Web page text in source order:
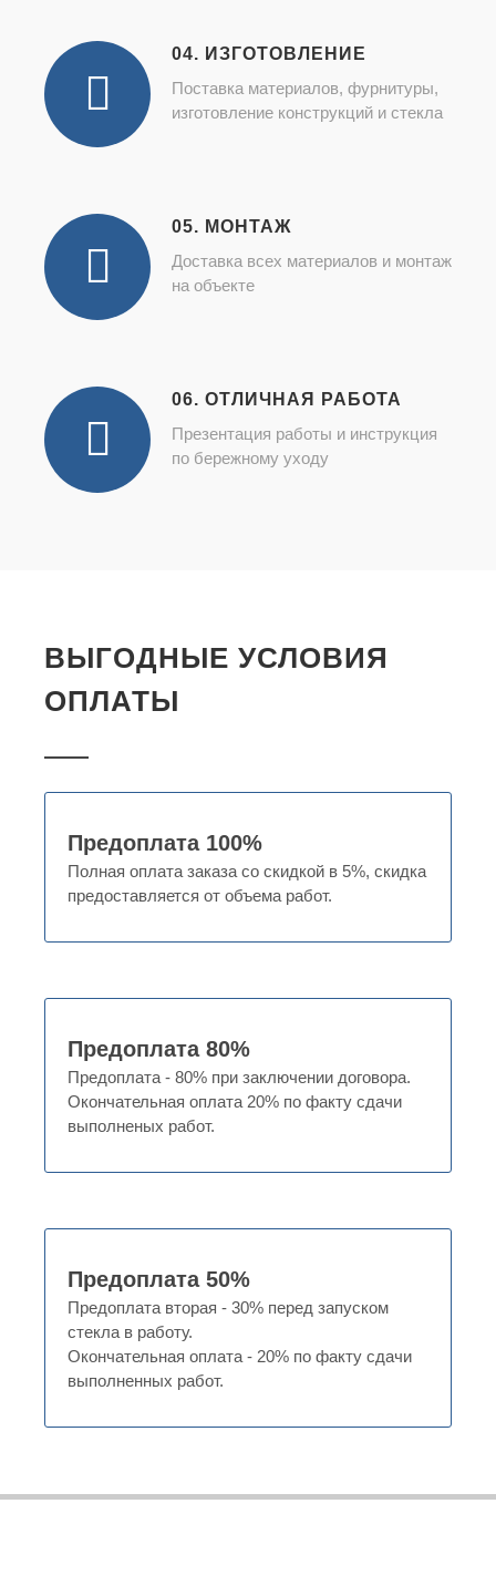
04. ИЗГОТОВЛЕНИЕ
Поставка материалов, фурнитуры,
изготовление конструкций и стекла
05. МОНТАЖ
Доставка всех материалов и монтаж
на объекте
06. ОТЛИЧНАЯ РАБОТА
Презентация работы и инструкция
по бережному уходу
ВЫГОДНЫЕ УСЛОВИЯ
ОПЛАТЫ
Предоплата 100%
Полная оплата заказа со скидкой в 5%, скидка
предоставляется от объема работ.
Предоплата 80%
Предоплата - 80% при заключении договора.
Окончательная оплата 20% по факту сдачи
выполненых работ.
Предоплата 50%
Предоплата вторая - 30% перед запуском
стекла в работу.
Окончательная оплата - 20% по факту сдачи
выполненных работ.